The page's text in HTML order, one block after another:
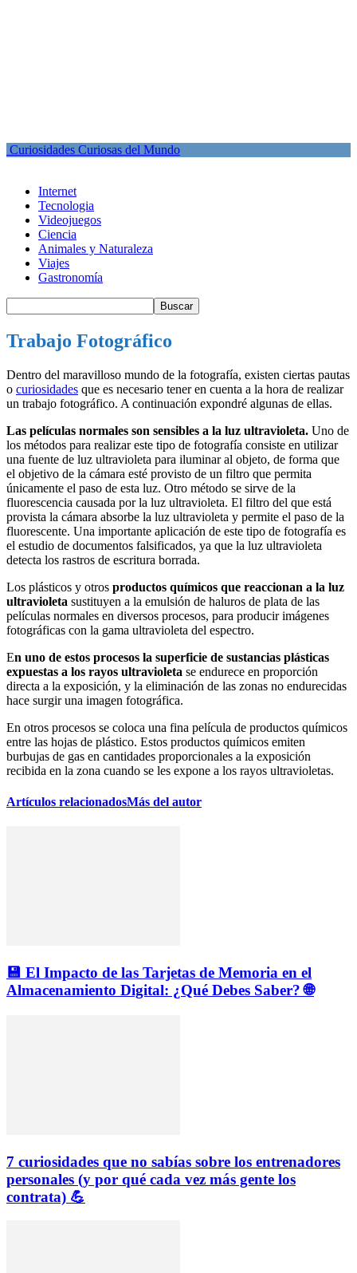
Curiosidades Curiosas del Mundo
Internet
Tecnologia
Videojuegos
Ciencia
Animales y Naturaleza
Viajes
Gastronomía
Trabajo Fotográfico
Dentro del maravilloso mundo de la fotografía, existen ciertas pautas
o curiosidades que es necesario tener en cuenta a la hora de realizar
un trabajo fotográfico. A continuación expondré algunas de ellas.
Las películas normales son sensibles a la luz ultravioleta. Uno de
los métodos para realizar este tipo de fotografía consiste en utilizar
una fuente de luz ultravioleta para iluminar al objeto, de forma que
el objetivo de la cámara esté provisto de un filtro que permita
únicamente el paso de esta luz. Otro método se sirve de la
fluorescencia causada por la luz ultravioleta. El filtro del que está
provista la cámara absorbe la luz ultravioleta y permite el paso de la
fluorescente. Una importante aplicación de este tipo de fotografía es
el estudio de documentos falsificados, ya que la luz ultravioleta
detecta los rastros de escritura borrada.
Los plásticos y otros productos químicos que reaccionan a la luz
ultravioleta sustituyen a la emulsión de haluros de plata de las
películas normales en diversos procesos, para producir imágenes
fotográficas con la gama ultravioleta del espectro.
En uno de estos procesos la superficie de sustancias plásticas
expuestas a los rayos ultravioleta se endurece en proporción
directa a la exposición, y la eliminación de las zonas no endurecidas
hace surgir una imagen fotográfica.
En otros procesos se coloca una fina película de productos químicos
entre las hojas de plástico. Estos productos químicos emiten
burbujas de gas en cantidades proporcionales a la exposición
recibida en la zona cuando se les expone a los rayos ultravioletas.
Artículos relacionadosMás del autor
💾 El Impacto de las Tarjetas de Memoria en el
Almacenamiento Digital: ¿Qué Debes Saber? 🌐
7 curiosidades que no sabías sobre los entrenadores
personales (y por qué cada vez más gente los
contrata) 💪